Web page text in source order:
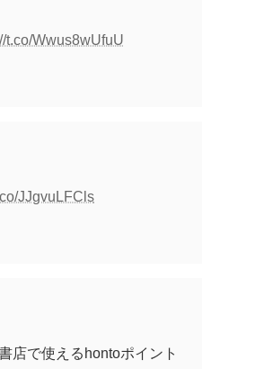
t.co/Wwus8wUfuU
JJgvuLFCls
店で使えるhontoポイント